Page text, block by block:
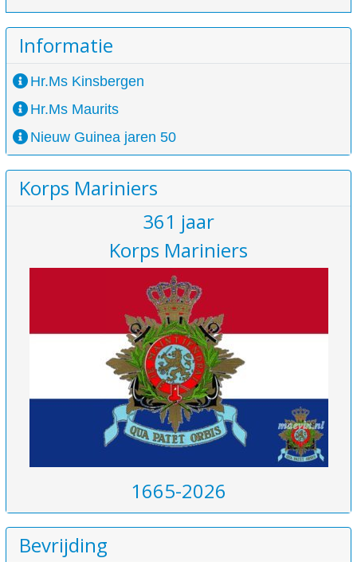
Informatie
Hr.Ms Kinsbergen
Hr.Ms Maurits
Nieuw Guinea jaren 50
Korps Mariniers
361 jaar
Korps Mariniers
1665-2026
Bevrijding